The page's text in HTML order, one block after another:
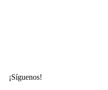
¡Síguenos!